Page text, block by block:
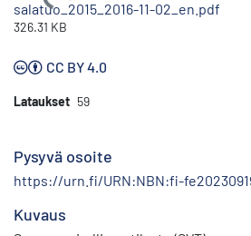
Ladataan...
salatuo_2015_2016-11-02_en.pdf
326.31 KB
CC BY 4.0
Lataukset 59
Pysyvä osoite
https://urn.fi/URN:NBN:fi-
Kuvaus